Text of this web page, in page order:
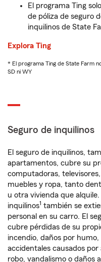
El programa Ting
de póliza de seguro
inquilinos de State
Explora Ting
* El programa Ting de State Farm
SD ni WY
Seguro de inquilinos
El seguro de inquilinos,
apartamentos, cubre su
computadoras,
muebles y ropa, tanto
u otra vivienda que
inquilinos1 también se
personal en su carro. El
cubre pérdidas de su
incendio, daños por
accidentales causados
robo, vandalismo o daños